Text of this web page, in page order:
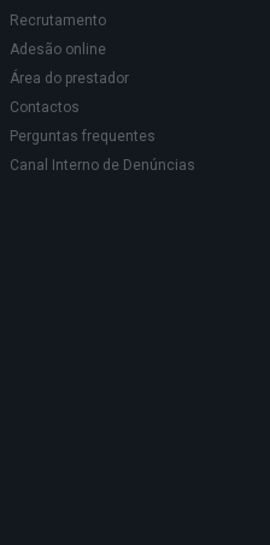
Recrutamento
Adesão online
Área do prestador
Contactos
Perguntas frequentes
Canal Interno de Denúncias